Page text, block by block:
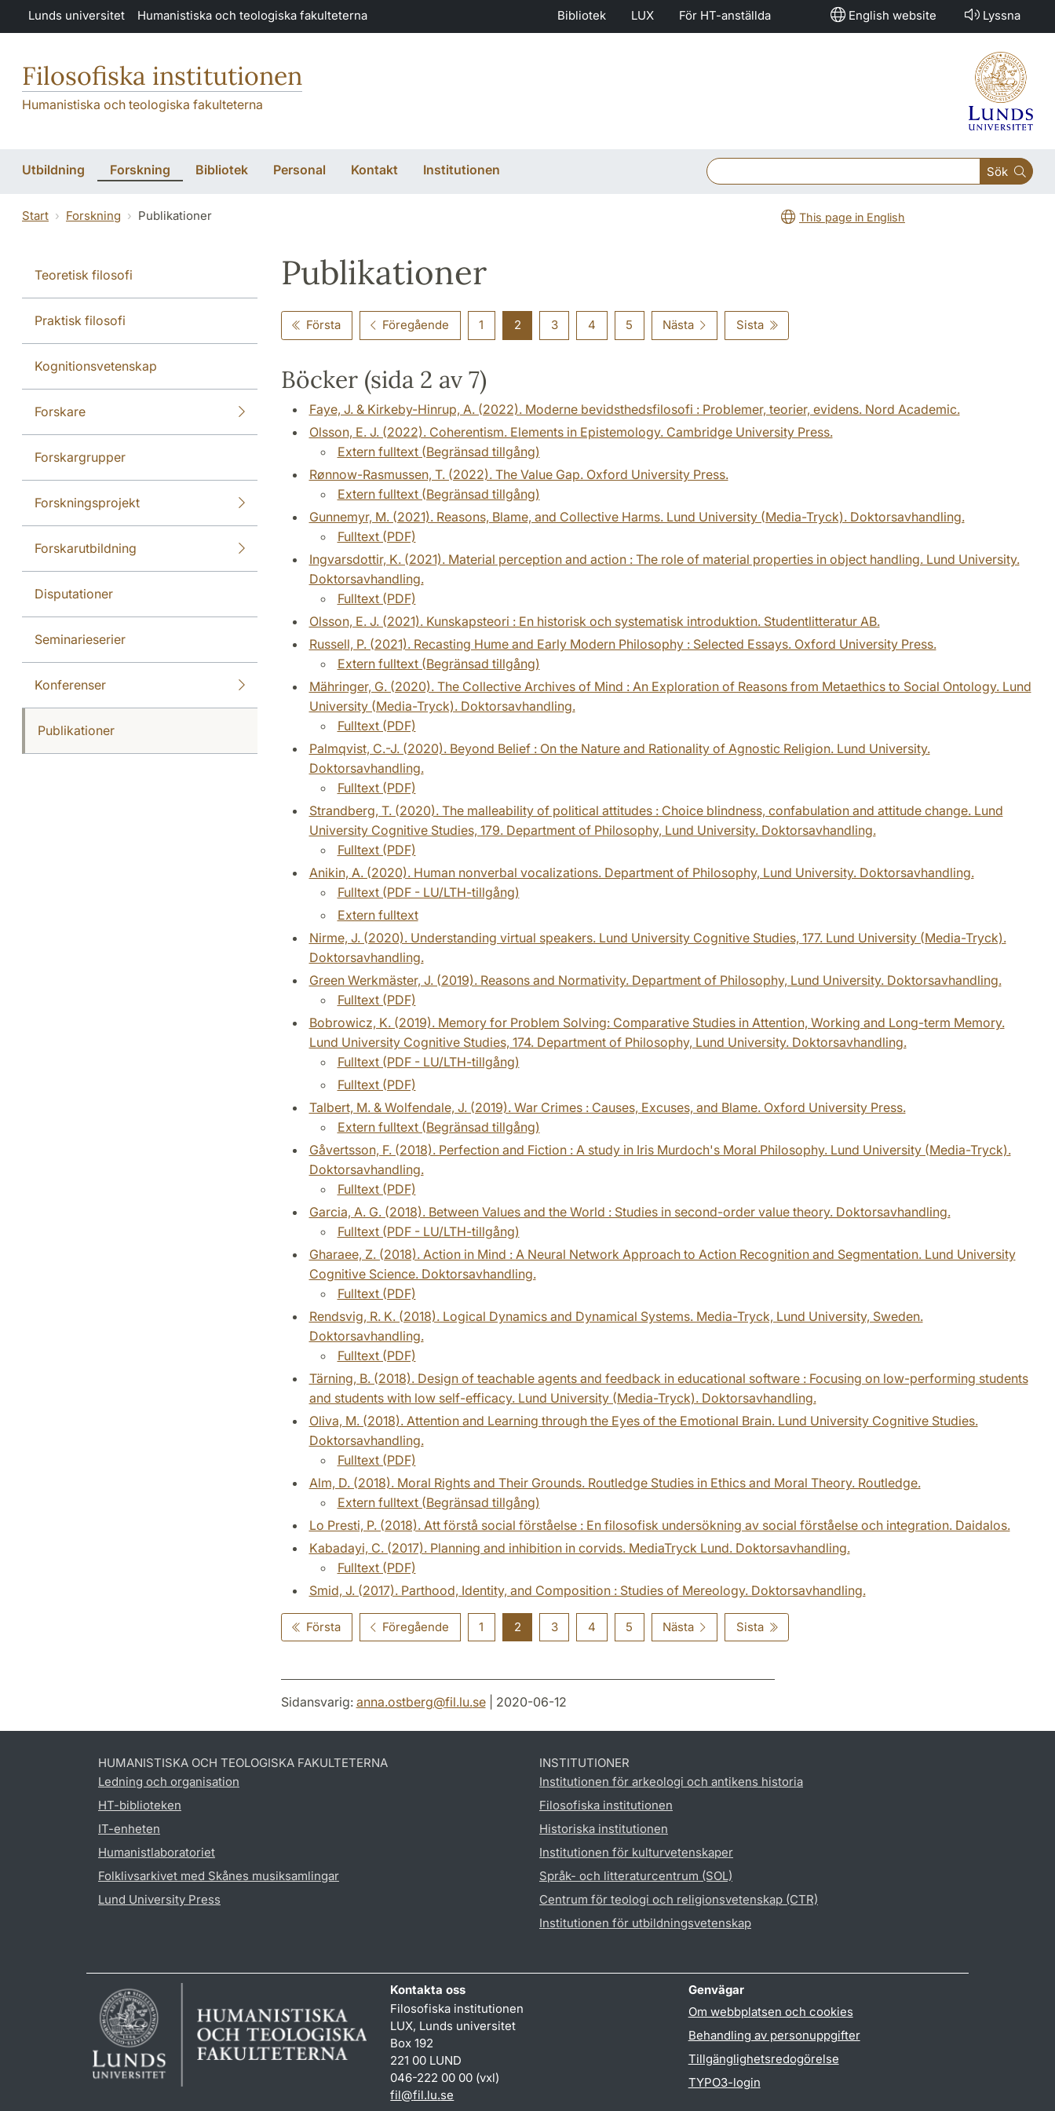
Hoppa till huvudinnehåll
Lunds universitet Humanistiska och teologiska fakulteterna Bibliotek LUX För HT-anställda English website Lyssna
Filosofiska institutionen
Humanistiska och teologiska fakulteterna
Utbildning Forskning Bibliotek Personal Kontakt Institutionen Sök
Start Forskning Publikationer This page in English
Teoretisk filosofi
Praktisk filosofi
Kognitionsvetenskap
Forskare
Forskargrupper
Forskningsprojekt
Forskarutbildning
Disputationer
Seminarieserier
Konferenser
Publikationer
Publikationer
Första Föregående 1 2 3 4 5 Nästa Sista
Böcker (sida 2 av 7)
Faye, J. & Kirkeby-Hinrup, A. (2022). Moderne bevidsthedsfilosofi : Problemer, teorier, evidens. Nord Academic.
Olsson, E. J. (2022). Coherentism. Elements in Epistemology. Cambridge University Press.
Extern fulltext (Begränsad tillgång)
Rønnow-Rasmussen, T. (2022). The Value Gap. Oxford University Press.
Extern fulltext (Begränsad tillgång)
Gunnemyr, M. (2021). Reasons, Blame, and Collective Harms. Lund University (Media-Tryck). Doktorsavhandling.
Fulltext (PDF)
Ingvarsdottir, K. (2021). Material perception and action : The role of material properties in object handling. Lund University.
Doktorsavhandling.
Fulltext (PDF)
Olsson, E. J. (2021). Kunskapsteori : En historisk och systematisk introduktion. Studentlitteratur AB.
Russell, P. (2021). Recasting Hume and Early Modern Philosophy : Selected Essays. Oxford University Press.
Extern fulltext (Begränsad tillgång)
Mähringer, G. (2020). The Collective Archives of Mind : An Exploration of Reasons from Metaethics to Social Ontology. Lund
University (Media-Tryck). Doktorsavhandling.
Fulltext (PDF)
Palmqvist, C.-J. (2020). Beyond Belief : On the Nature and Rationality of Agnostic Religion. Lund University.
Doktorsavhandling.
Fulltext (PDF)
Strandberg, T. (2020). The malleability of political attitudes : Choice blindness, confabulation and attitude change. Lund
University Cognitive Studies, 179. Department of Philosophy, Lund University. Doktorsavhandling.
Fulltext (PDF)
Anikin, A. (2020). Human nonverbal vocalizations. Department of Philosophy, Lund University. Doktorsavhandling.
Fulltext (PDF - LU/LTH-tillgång)
Extern fulltext
Nirme, J. (2020). Understanding virtual speakers. Lund University Cognitive Studies, 177. Lund University (Media-Tryck).
Doktorsavhandling.
Green Werkmäster, J. (2019). Reasons and Normativity. Department of Philosophy, Lund University. Doktorsavhandling.
Fulltext (PDF)
Bobrowicz, K. (2019). Memory for Problem Solving: Comparative Studies in Attention, Working and Long-term Memory.
Lund University Cognitive Studies, 174. Department of Philosophy, Lund University. Doktorsavhandling.
Fulltext (PDF - LU/LTH-tillgång)
Fulltext (PDF)
Talbert, M. & Wolfendale, J. (2019). War Crimes : Causes, Excuses, and Blame. Oxford University Press.
Extern fulltext (Begränsad tillgång)
Gåvertsson, F. (2018). Perfection and Fiction : A study in Iris Murdoch's Moral Philosophy. Lund University (Media-Tryck).
Doktorsavhandling.
Fulltext (PDF)
Garcia, A. G. (2018). Between Values and the World : Studies in second-order value theory. Doktorsavhandling.
Fulltext (PDF - LU/LTH-tillgång)
Gharaee, Z. (2018). Action in Mind : A Neural Network Approach to Action Recognition and Segmentation. Lund University
Cognitive Science. Doktorsavhandling.
Fulltext (PDF)
Rendsvig, R. K. (2018). Logical Dynamics and Dynamical Systems. Media-Tryck, Lund University, Sweden.
Doktorsavhandling.
Fulltext (PDF)
Tärning, B. (2018). Design of teachable agents and feedback in educational software : Focusing on low-performing students
and students with low self-efficacy. Lund University (Media-Tryck). Doktorsavhandling.
Oliva, M. (2018). Attention and Learning through the Eyes of the Emotional Brain. Lund University Cognitive Studies.
Doktorsavhandling.
Fulltext (PDF)
Alm, D. (2018). Moral Rights and Their Grounds. Routledge Studies in Ethics and Moral Theory. Routledge.
Extern fulltext (Begränsad tillgång)
Lo Presti, P. (2018). Att förstå social förståelse : En filosofisk undersökning av social förståelse och integration. Daidalos.
Kabadayi, C. (2017). Planning and inhibition in corvids. MediaTryck Lund. Doktorsavhandling.
Fulltext (PDF)
Smid, J. (2017). Parthood, Identity, and Composition : Studies of Mereology. Doktorsavhandling.
Första Föregående 1 2 3 4 5 Nästa Sista
Sidansvarig: anna.ostberg@fil.lu.se| 2020-06-12
HUMANISTISKA OCH TEOLOGISKA FAKULTETERNA
Ledning och organisation
HT-biblioteken
IT-enheten
Humanistlaboratoriet
Folklivsarkivet med Skånes musiksamlingar
Lund University Press
INSTITUTIONER
Institutionen för arkeologi och antikens historia
Filosofiska institutionen
Historiska institutionen
Institutionen för kulturvetenskaper
Språk- och litteraturcentrum (SOL)
Centrum för teologi och religionsvetenskap (CTR)
Institutionen för utbildningsvetenskap
Kontakta oss
Filosofiska institutionen
LUX, Lunds universitet
Box 192
221 00 LUND
046-222 00 00 (vxl)
fil@fil.lu.se
Genvägar
Om webbplatsen och cookies
Behandling av personuppgifter
Tillgänglighetsredogörelse
TYPO3-login